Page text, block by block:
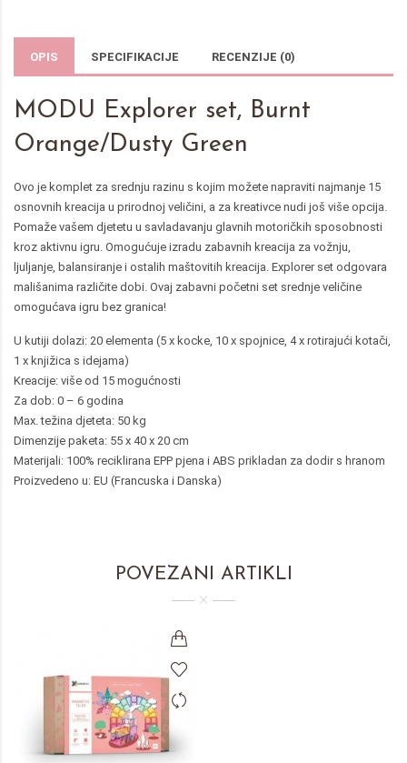
OPIS SPECIFIKACIJE RECENZIJE (0)
MODU Explorer set, Burnt
Orange/Dusty Green
Ovo je komplet za srednju razinu s kojim možete napraviti najmanje 15
osnovnih kreacija u prirodnoj veličini, a za kreativce nudi još više opcija.
Pomaže vašem djetetu u savladavanju glavnih motoričkih sposobnosti
kroz aktivnu igru. Omogućuje izradu zabavnih kreacija za vožnju,
ljuljanje, balansiranje i ostalih maštovitih kreacija. Explorer set odgovara
mališanima različite dobi. Ovaj zabavni početni set srednje veličine
omogućava igru bez granica!
U kutiji dolazi: 20 elementa (5 x kocke, 10 x spojnice, 4 x rotirajući kotači,
1 x knjižica s idejama)
Kreacije: više od 15 mogućnosti
Za dob: 0 – 6 godina
Max. težina djeteta: 50 kg
Dimenzije paketa: 55 x 40 x 20 cm
Materijali: 100% reciklirana EPP pjena i ABS prikladan za dodir s hranom
Proizvedeno u: EU (Francuska i Danska)
POVEZANI ARTIKLI